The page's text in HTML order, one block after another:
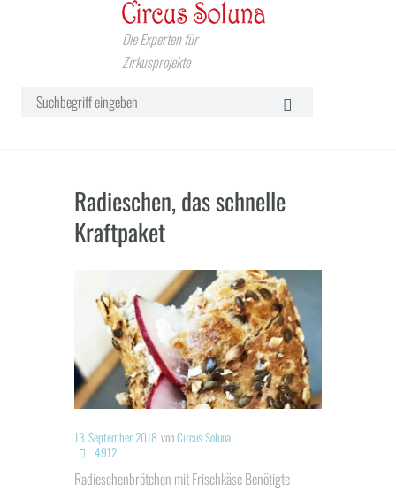
Die Experten für
Zirkusprojekte
Radieschen, das schnelle
Kraftpaket
13. September 2018 vonCircus Soluna
4912
Radieschenbrötchen mit Frischkäse Benötigte